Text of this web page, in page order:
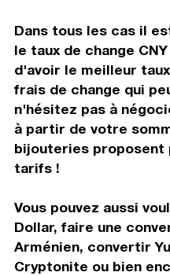
Dans tous les cas il
le taux de change
d'avoir le meilleur
frais de change qui
n'hésitez pas à
à partir de votre
bijouteries proposent
tarifs !
Vous pouvez aussi
Dollar, faire une
Arménien, convertir
Cryptonite ou bien